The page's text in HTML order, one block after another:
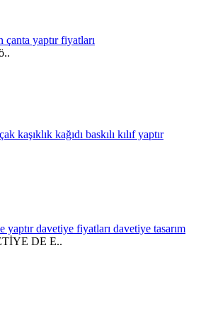
çanta yaptır fiyatları
kaşıklık kağıdı baskılı kılıf yaptır
yaptır davetiye fiyatları davetiye tasarım
DE E..